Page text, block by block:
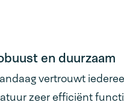
en duurzaam
vertrouwt
zeer efficiënt